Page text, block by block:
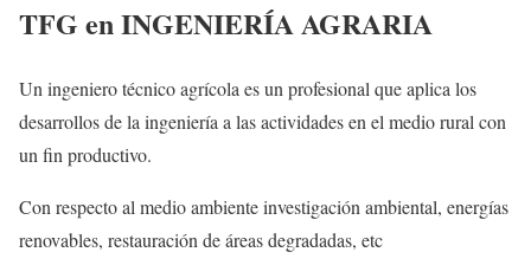
TFG en INGENIERÍA AGRARIA
Un ingeniero técnico agrícola es un profesional que aplica los
desarrollos de la ingeniería a las actividades en el medio rural con
un fin productivo.
Con respecto al medio ambiente investigación ambiental, energías
renovables, restauración de áreas degradadas, etc